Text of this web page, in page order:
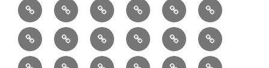
リ
ー
教
室
書
健
康
フ
ォ
ー
ム
ー
デ
販
売
中
の
園
バ
ッ
グ
②
半
月
型
③
巾
着
袋
④
巾
着
袋
⑤
巾
着
シ
⑥
小
動
物
⑦
リ
ュ
ッ
⑧
メ
ッ
⑨
ミ
シ
⑩
マ
チ
⑪
マ
ス
⑫
ポ
ー
⑬
ボ
デ
⑭ ⑮ ⑯ ⑰ ⑱ ⑲